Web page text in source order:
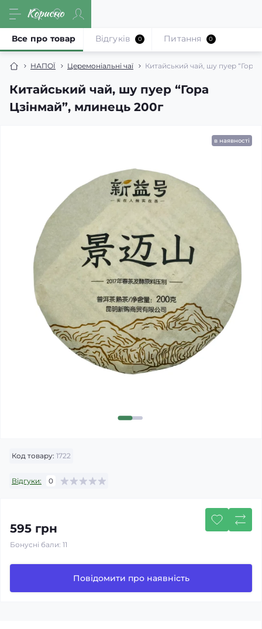
НАПОЇ Церемоніальні чаї Китайський чай, шу пуер “Гора
Китайський чай, шу пуер “Гора
Цзінмай”, млинець 200г
Все про товар Відгуків 0 Питання 0
в наявності
Код товару: 1722
Відгуки: 0
595 грн
Бонусні бали: 11
Повідомити про наявність